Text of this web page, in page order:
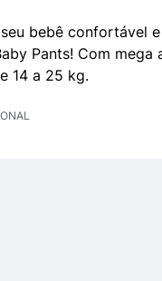
bebê confortável
Pants! Com
14 a 25 kg.